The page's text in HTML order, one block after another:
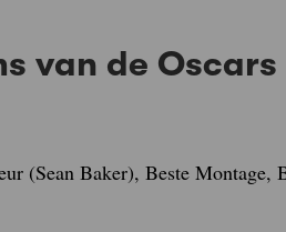
van de Oscars
(Sean Baker), Beste Montage,